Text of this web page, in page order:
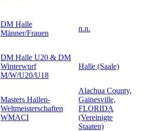
DM Halle
Männer/Frauen
n.n.
DM Halle U20 & DM
Winterwurf
M/W/U20/U18
Halle (Saale)
Masters Hallen-
Weltmeisterschaften
WMACI
Alachua County,
Gainesville,
FLORIDA
(Vereinigte
Staaten)